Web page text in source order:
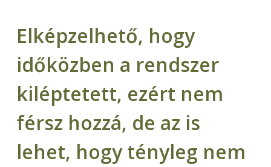
Elképzelhető, hogy
időközben a rendszer
kiléptetett, ezért nem
férsz hozzá, de az is
lehet, hogy tényleg nem